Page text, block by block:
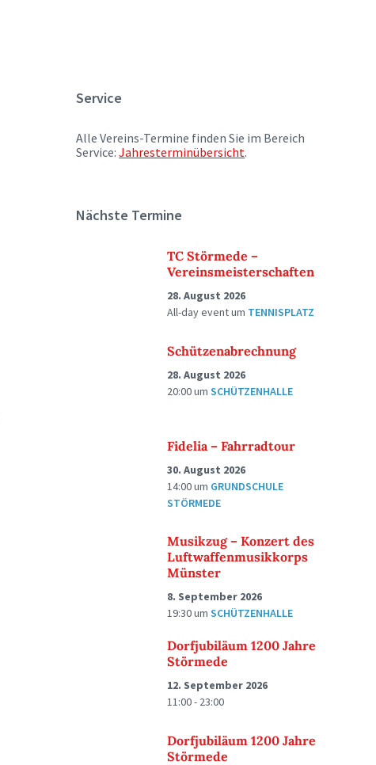
Service
Alle Vereins-Termine finden Sie im Bereich
Service:Jahresterminübersicht.
Nächste Termine
TC Störmede –
Vereinsmeisterschaften
28. August 2026
All-day eventum TENNISPLATZ
Schützenabrechnung
28. August 2026
20:00umSCHÜTZENHALLE
Fidelia – Fahrradtour
30. August 2026
14:00um GRUNDSCHULE
STÖRMEDE
Musikzug – Konzert des
Luftwaffenmusikkorps
Münster
8. September 2026
19:30umSCHÜTZENHALLE
Dorfjubiläum 1200 Jahre
Störmede
12. September 2026
11:00 - 23:00
Dorfjubiläum 1200 Jahre
Störmede